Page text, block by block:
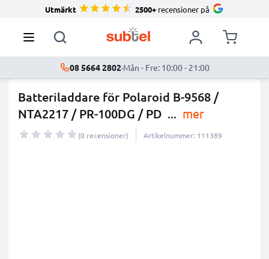
Utmärkt 2500+ recensioner på
08 5664 2802·Mån - Fre: 10:00 - 21:00
Batteriladdare för Polaroid B-9568 /
NTA2217 / PR-100DG / PD ... mer
(0 recensioner) Artikelnummer: 111389